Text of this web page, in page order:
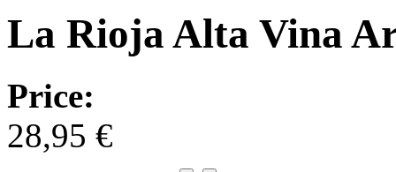
La Rioja Alta Vina
Price:
28,95 €